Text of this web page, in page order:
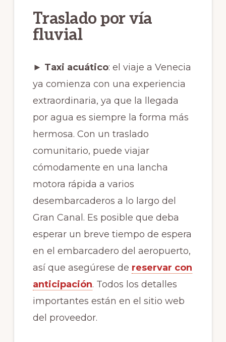
Traslado por vía
fluvial
► Taxi acuático: el viaje a Venecia
ya comienza con una experiencia
extraordinaria, ya que la llegada
por agua es siempre la forma más
hermosa. Con un traslado
comunitario, puede viajar
cómodamente en una lancha
motora rápida a varios
desembarcaderos a lo largo del
Gran Canal. Es posible que deba
esperar un breve tiempo de espera
en el embarcadero del aeropuerto,
así que asegúrese de reservar con
anticipación. Todos los detalles
importantes están en el sitio web
del proveedor.